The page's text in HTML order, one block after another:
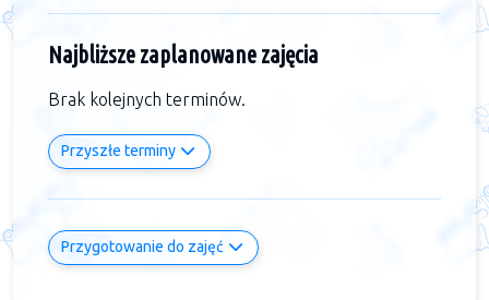
Najbliższe zaplanowane zajęcia
Brak kolejnych terminów.
Przyszłe terminy
Przygotowanie do zajęć